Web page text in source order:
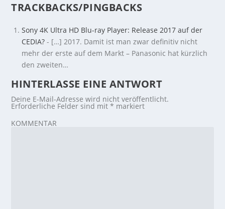
TRACKBACKS/PINGBACKS
Sony 4K Ultra HD Blu-ray Player: Release 2017 auf der
CEDIA? - […] 2017. Damit ist man zwar definitiv nicht
mehr der erste auf dem Markt – Panasonic hat kürzlich
den zweiten…
HINTERLASSE EINE ANTWORT
Deine E-Mail-Adresse wird nicht veröffentlicht.
Erforderliche Felder sind mit* markiert
KOMMENTAR